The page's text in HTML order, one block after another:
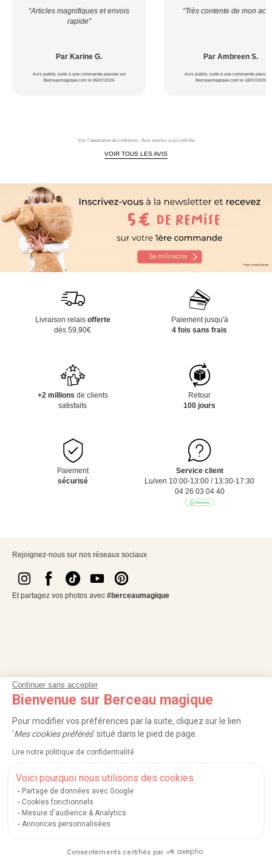
Continuer sans accepter
Bienvenue sur Berceau magique
Pour modifier vos préférences par la suite, cliquez sur le lien
'Mes cookies préférés' situé dans le pied de page.
Lire notre politique de confidentialité
Voici pourquoi nous utilisons des cookies.
Partage de données avec Google
Cookies fonctionnels
Mesure d'audience & Analytics
Annonces personnalisées
Consentements certifiés par
“Articles magnifiques et envois
rapide”
Par Karine G.
Avis publié, suite à une commande passée sur
Berceaumagique.com le 05/07/2026
“Très contente de mon
Par Ambreen S.
Avis publié, suite à une commande passée
Berceaumagique.com le 18/07/2026
Voir l'attestation de confiance - Avis soumis à un contrôle
VOIR TOUS LES AVIS
Livraison relais offerte
dès 59,90€
Paiement jusqu'à
4 fois sans frais
+2 millions de clients
satisfaits
Retour
100 jours
Paiement
sécurisé
Service client
Lu/ven 10:00-13:00 / 13:30-17:30
04 26 03 04 40
Rejoignez-nous sur nos réseaux sociaux
Et partagez vos photos avec #berceaumagique
NOS SERVICES
À PROPOS
PROFESSIONNELS